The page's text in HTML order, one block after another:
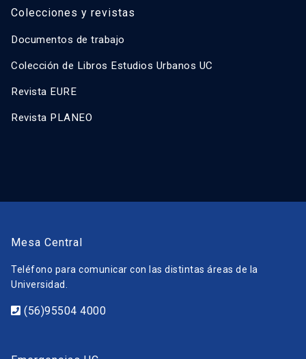
Colecciones y revistas
Documentos de trabajo
Colección de Libros Estudios Urbanos UC
Revista EURE
Revista PLANEO
Mesa Central
Teléfono para comunicar con las distintas áreas de la
Universidad.
(56)95504 4000